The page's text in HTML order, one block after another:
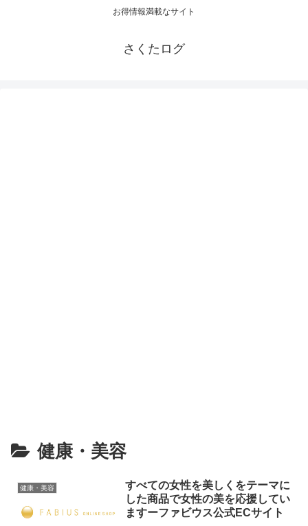
お得情報満載なサイト
さくたログ
健康・美容
健康・美容
すべての女性を美しくをテーマに
した商品で女性の美を応援してい
ますーファビウス公式ECサイト